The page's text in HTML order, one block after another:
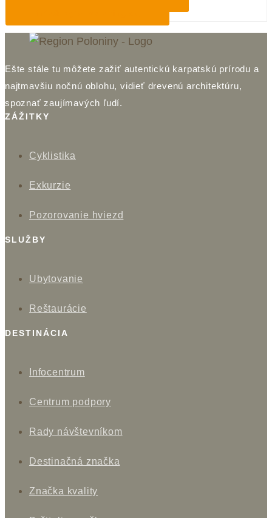
Ešte stále tu môžete zažiť autentickú karpatskú prírodu a
najtmavšiu nočnú oblohu, vidieť drevenú architektúru,
spoznať zaujímavých ľudí.
ZÁŽITKY
Cyklistika
Exkurzie
Pozorovanie hviezd
SLUŽBY
Ubytovanie
Reštaurácie
DESTINÁCIA
Infocentrum
Centrum podpory
Rady návštevníkom
Destinačná značka
Značka kvality